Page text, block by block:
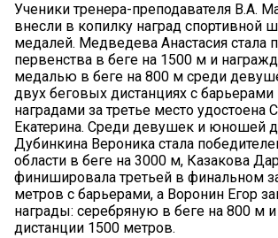
Ученики тренера-преподавателя В.А.
внесли в копилку наград спортивной
медалей. Медведева Анастасия стала
первенства в беге на 1500 м и
медалью в беге на 800 м среди
двух беговых дистанциях с
наградами за третье место удостоена
Екатерина. Среди девушек и юношей
Дубинкина Вероника стала
области в беге на 3000 м, Казакова
финишировала третьей в финальном
метров с барьерами, а Воронин Егор
награды: серебряную в беге на 800 м
дистанции 1500 метров.